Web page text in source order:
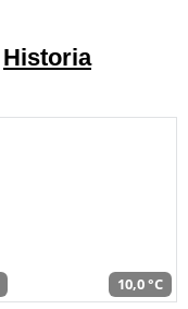
Historia
10,0 °C